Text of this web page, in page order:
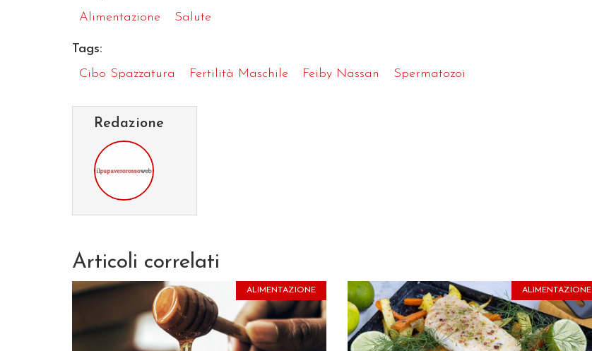
Alimentazione Salute
Tags:
Cibo Spazzatura
Fertilità Maschile Feiby Nassan Spermatozoi
Redazione
Articoli correlati
ALIMENTAZIONE ALIMENTAZIONE